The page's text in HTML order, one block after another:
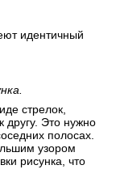
идентичный
стрелок,
другу. Это нужно
полосах.
узором
рисунка, что